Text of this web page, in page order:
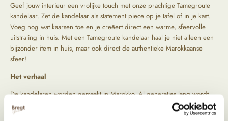
Geef jouw interieur een vrolijke touch met onze prachtige Tamegroute
kandelaar. Zet de kandelaar als statement piece op je tafel of in je kast.
Voeg nog wat kaarsen toe en je creëert direct een warme, sfeervolle
uitstraling in huis. Met een Tamegroute kandelaar haal je niet alleen een
bijzonder item in huis, maar ook direct de authentieke Marokkaanse
sfeer!
Het verhaal
De kandelaren worden gemaakt in Marokko. Al generaties lang wordt
hier het mooiste aardewerk met de hand gemaakt door verschillende
families. De kandelaar wordt gemaakt van klei en daarna gebakken in de